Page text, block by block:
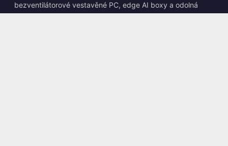
bezventilátorové vestavěné PC, edge AI boxy a odolná
výpočetní řešení.